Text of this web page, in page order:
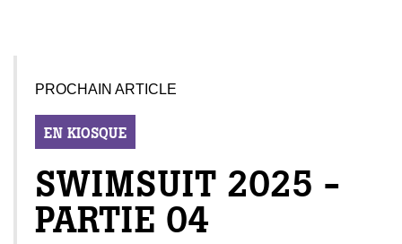
PROCHAIN ARTICLE
EN KIOSQUE
SWIMSUIT 2025 -
PARTIE 04